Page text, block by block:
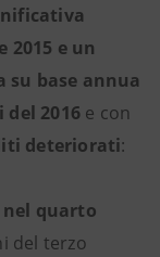
e un
base annua
2016 e con
deteriorati:
quarto
del terzo